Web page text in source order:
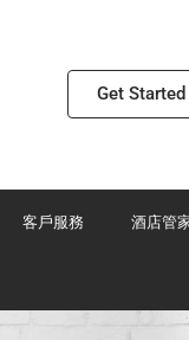
Get
客戶服務 酒店管